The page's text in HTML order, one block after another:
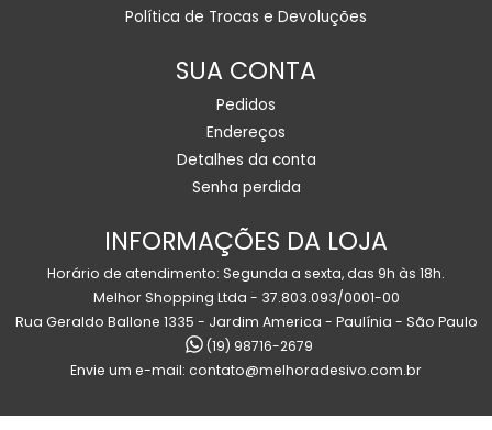
Política de Trocas e Devoluções
SUA CONTA
Pedidos
Endereços
Detalhes da conta
Senha perdida
INFORMAÇÕES DA LOJA
Horário de atendimento: Segunda a sexta, das 9h às 18h.
Melhor Shopping Ltda - 37.803.093/0001-00
Rua Geraldo Ballone 1335 - Jardim America - Paulínia - São Paulo
(19) 98716-2679
Envie um e-mail: contato@melhoradesivo.com.br